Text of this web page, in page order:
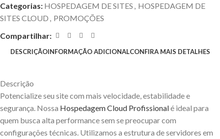
Categorias: HOSPEDAGEM DE SITES , HOSPEDAGEM DE
SITES CLOUD , PROMOÇÕES
Compartilhar:
DESCRIÇÃOINFORMAÇÃO ADICIONALCONFIRA MAIS DETALHES
Descrição
Potencialize seu site com mais velocidade, estabilidade e
segurança. Nossa Hospedagem Cloud Profissionalé ideal para
quem busca alta performance sem se preocupar com
configurações técnicas. Utilizamos a estrutura de servidores em